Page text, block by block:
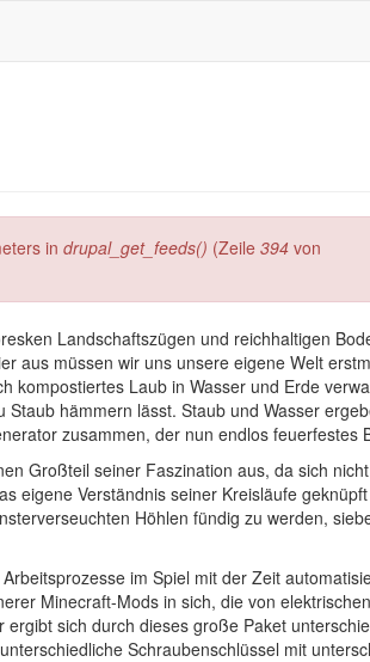
in drupal_get_feeds() (Zeile 394 von
Landschaftszügen und reichhaltigen
aus müssen wir uns unsere eigene Welt
Laub in Wasser und Erde
hämmern lässt. Staub und Wasser
zusammen, der nun endlos feuerfestes
Großteil seiner Faszination aus, da sich
eigene Verständnis seiner Kreisläufe
Höhlen fündig zu werden,
im Spiel mit der Zeit
Minecraft-Mods in sich, die von
sich durch dieses große Paket
Schraubenschlüssel mit